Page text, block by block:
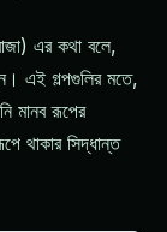
এর কথা বলে,
এই গল্পগুলির মতে,
মানব রূপের
থাকার সিদ্ধান্ত